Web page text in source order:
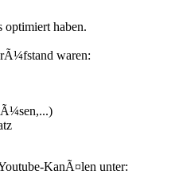
optimiert haben.
waren:
KanÃ¤len unter: